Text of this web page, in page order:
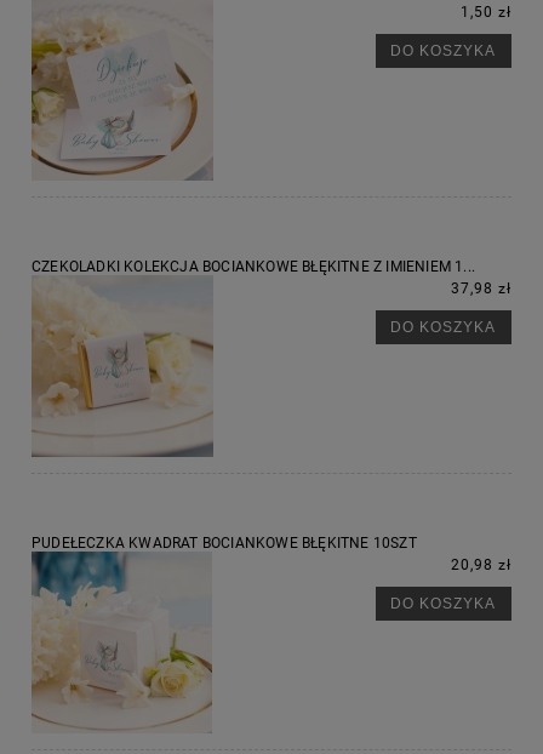
1,50 zł
DO KOSZYKA
CZEKOLADKI KOLEKCJA BOCIANKOWE BŁĘKITNE Z IMIENIEM 1...
37,98 zł
DO KOSZYKA
PUDEŁECZKA KWADRAT BOCIANKOWE BŁĘKITNE 10SZT
20,98 zł
DO KOSZYKA